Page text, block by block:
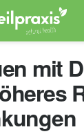
mit